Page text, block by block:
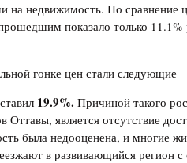
недвижимость. Но сравнение
показало только
гонке цен стали следующие
19.9%. Причиной такого
Оттавы, является отсутствие
была недооценена, и многие
в развивающийся